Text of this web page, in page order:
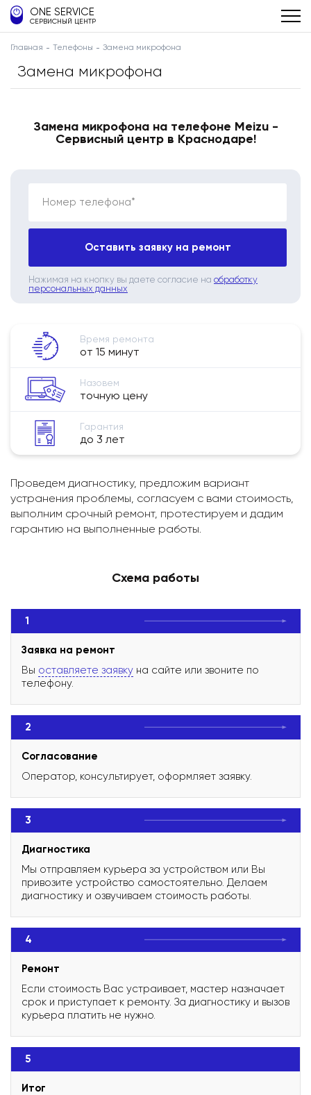
ONE SERVICE
СЕРВИСНЫЙ ЦЕНТР
Главная Телефоны Замена микрофона
Замена микрофона
Замена микрофона на телефоне Meizu -
Сервисный центр в Краснодаре!
Номер телефона*
Оставить заявку на ремонт
Нажимая на кнопку вы даете согласие на обработку
персональных данных
Время ремонта
от 15 минут
Назовем
точную цену
Гарантия
до 3 лет
Проведем диагностику, предложим вариант
устранения проблемы, согласуем с вами стоимость,
выполним срочный ремонт, протестируем и дадим
гарантию на выполненные работы.
Схема работы
1
Заявка на ремонт
Вы оставляете заявку на сайте или звоните по
телефону.
2
Согласование
Оператор, консультирует, оформляет заявку.
3
Диагностика
Мы отправляем курьера за устройством или Вы
привозите устройство самостоятельно. Делаем
диагностику и озвучиваем стоимость работы.
4
Ремонт
Если стоимость Вас устраивает, мастер назначает
срок и приступает к ремонту. За диагностику и вызов
курьера платить не нужно.
5
Итог